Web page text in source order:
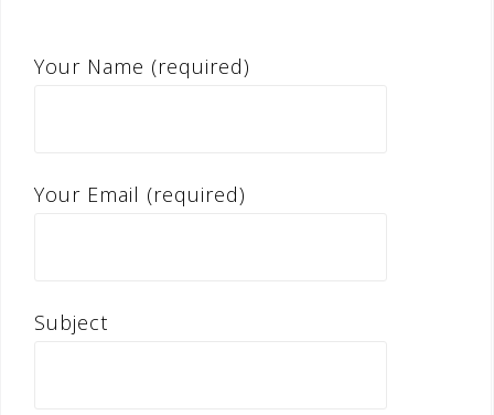
Your Name (required)
Your Email (required)
Subject